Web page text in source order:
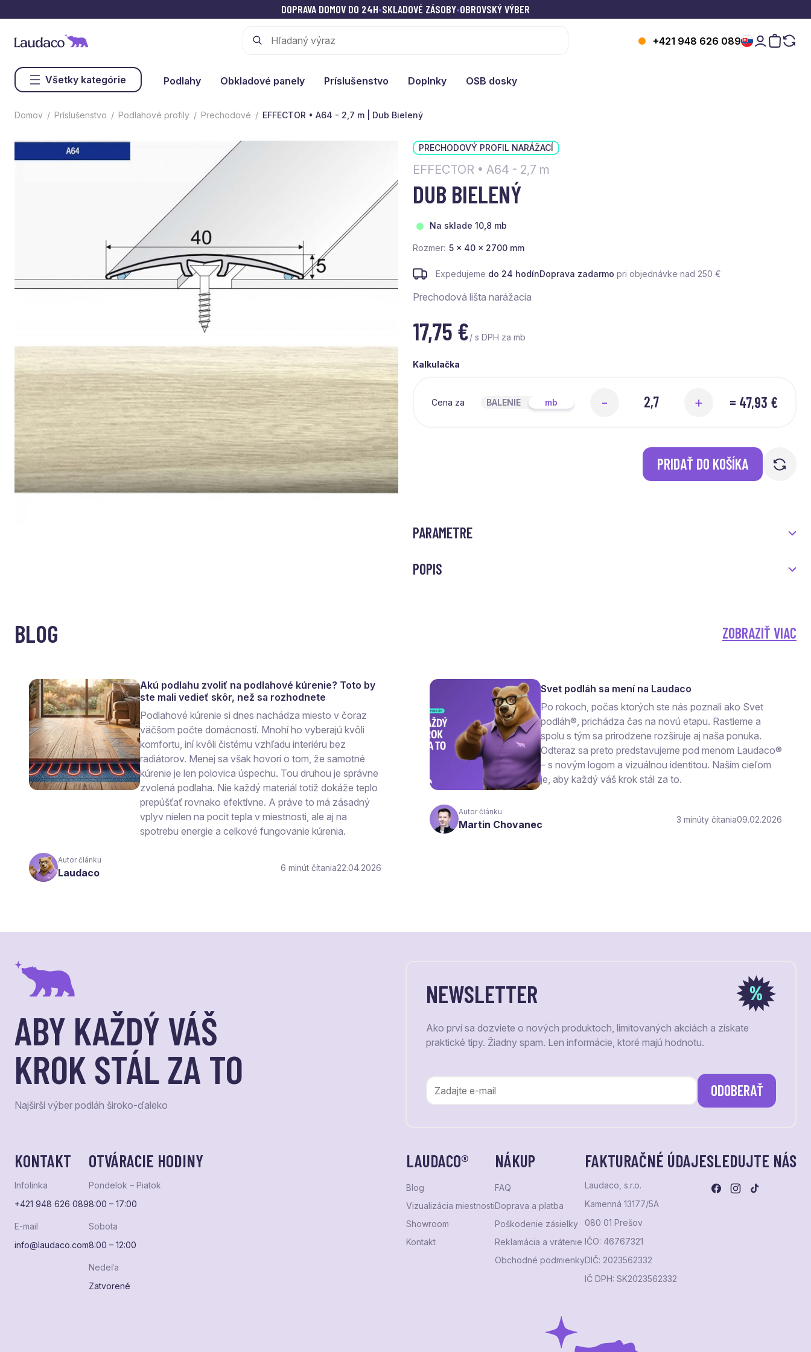
DOPRAVA DOMOV DO 24H•SKLADOVÉ ZÁSOBY•OBROVSKÝ VÝBER
+421 948 626 089
Všetky kategórie Podlahy Obkladové panely Príslušenstvo Doplnky OSB dosky
Domov Príslušenstvo Podlahové profily Prechodové EFFECTOR • A64 - 2,7 m | Dub Bielený
PRECHODOVÝ PROFIL NARÁŽACÍ
EFFECTOR • A64 - 2,7 m
DUB BIELENÝ
Na sklade 10,8 mb
Rozmer 5 x 40 x 2700 mm
Expedujeme do 24 hodínDoprava zadarmo pri objednávke nad 250 €
Prechodová lišta narážacia
17,75 €/ s DPH za mb
Kalkulačka
Cena za BALENIE mb - + = 47,93 €
PRIDAŤ DO KOŠÍKA
PARAMETRE
POPIS
BLOG ZOBRAZIŤ VIAC
Akú podlahu zvoliť na podlahové kúrenie? Toto by
ste mali vedieť skôr, než sa rozhodnete
Podlahové kúrenie si dnes nachádza miesto v čoraz
väčšom počte domácností. Mnohí ho vyberajú kvôli
komfortu, iní kvôli čistému vzhľadu interiéru bez
radiátorov. Menej sa však hovorí o tom, že samotné
kúrenie je len polovica úspechu. Tou druhou je správne
zvolená podlaha. Nie každý materiál totiž dokáže teplo
prepúšťať rovnako efektívne. A práve to má zásadný
vplyv nielen na pocit tepla v miestnosti, ale aj na
spotrebu energie a celkové fungovanie kúrenia.
Autor článku
Laudaco 6 čítania22.04.2026
Svet podláh sa mení na Laudaco
Po rokoch, počas ktorých ste nás poznali ako Svet
podláh®, prichádza čas na novú etapu. Rastieme a
spolu s tým sa prirodzene rozširuje aj naša ponuka.
Odteraz sa preto predstavujeme pod menom Laudaco®
– s novým logom a vizuálnou identitou. Naším cieľom
je, aby každý váš krok stál za to.
Autor článku
Martin Chovanec 3 čítania09.02.2026
ABY KAŽDÝ VÁŠ
KROK STÁL ZA TO
Najširší výber podláh široko-ďaleko
NEWSLETTER
Ako prví sa dozviete o nových produktoch, limitovaných akciách a získate
praktické tipy. Žiadny spam. Len informácie, ktoré majú hodnotu.
ODOBERAŤ
KONTAKT
Infolinka
+421 948 626 089
E-mail
info@laudaco.com
OTVÁRACIE HODINY
Pondelok – Piatok
8:00 – 17:00
Sobota
8:00 – 12:00
Nedeľa
Zatvorené
LAUDACO®
Blog
Vizualizácia miestnosti
Showroom
Kontakt
NÁKUP
FAQ
Doprava a platba
Poškodenie zásielky
Reklamácia a vrátenie
Obchodné podmienky
FAKTURAČNÉ ÚDAJE
Laudaco, s.r.o.
Kamenná 13177/5A
080 01 Prešov
IČO: 46767321
DIČ: 2023562332
IČ DPH: SK2023562332
SLEDUJTE NÁS